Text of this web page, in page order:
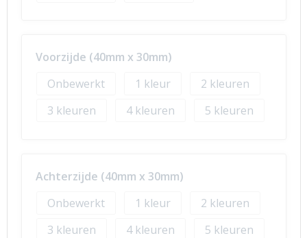
Voorzijde (40mm x 30mm)
Onbewerkt
1
2
3
4 5
Achterzijde (40mm x 30mm)
Onbewerkt
1
2
3
4 5